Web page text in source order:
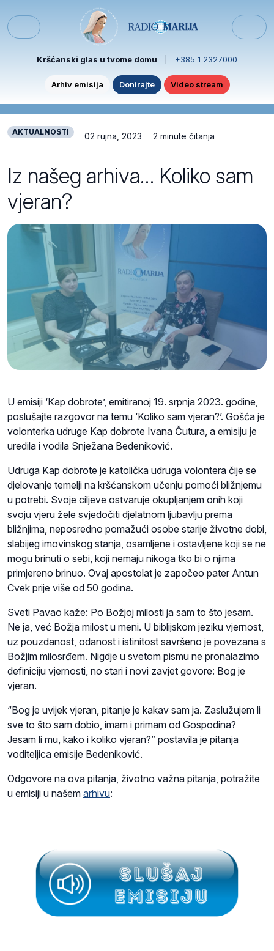
Menu
Kršćanski glas u tvome domu +385 1 2327000
Arhiv emisija Donirajte Video stream
AKTUALNOSTI 02 rujna, 2023 2 minute čitanja
Iz našeg arhiva… Koliko sam
vjeran?
U emisiji ‘Kap dobrote’, emitiranoj 19. srpnja 2023. godine,
poslušajte razgovor na temu ‘Koliko sam vjeran?’. Gošća je
volonterka udruge Kap dobrote Ivana Čutura, a emisiju je
uredila i vodila Snježana Bedeniković.
Udruga Kap dobrote je katolička udruga volontera čije se
djelovanje temelji na kršćanskom učenju pomoći bližnjemu
u potrebi. Svoje ciljeve ostvaruje okupljanjem onih koji
svoju vjeru žele svjedočiti djelatnom ljubavlju prema
bližnjima, neposredno pomažući osobe starije životne dobi,
slabijeg imovinskog stanja, osamljene i ostavljene koji se ne
mogu brinuti o sebi, koji nemaju nikoga tko bi o njima
primjereno brinuo. Ovaj apostolat je započeo pater Antun
Cvek prije više od 50 godina.
Sveti Pavao kaže: Po Božjoj milosti ja sam to što jesam.
Ne ja, već Božja milost u meni. U biblijskom jeziku vjernost,
uz pouzdanost, odanost i istinitost savršeno je povezana s
Božjim milosrđem. Nigdje u svetom pismu ne pronalazimo
definiciju vjernosti, no stari i novi zavjet govore: Bog je
vjeran.
“Bog je uvijek vjeran, pitanje je kakav sam ja. Zaslužujem li
sve to što sam dobio, imam i primam od Gospodina?
Jesam li mu, kako i koliko vjeran?” postavila je pitanja
voditeljica emisije Bedeniković.
Odgovore na ova pitanja, životno važna pitanja, potražite
u emisiji u našem arhivu: